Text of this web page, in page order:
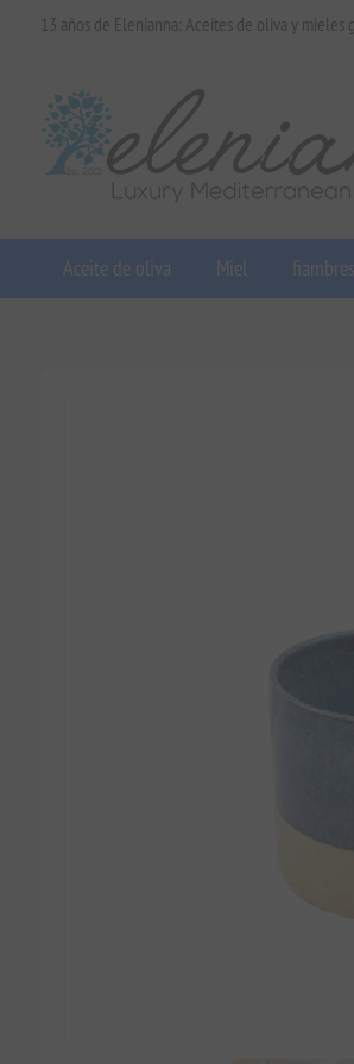
13 años de Elenianna: Aceites de oliva y
Aceite de oliva Miel fiambres